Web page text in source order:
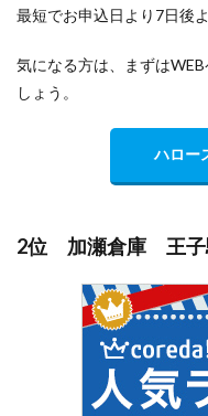
最短でお申込日より7日後
気になる方は、まずは
しょう。
ハロー
2位 加瀬倉庫 王子